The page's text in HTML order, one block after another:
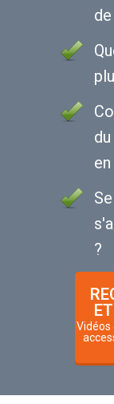
?
Vidéos